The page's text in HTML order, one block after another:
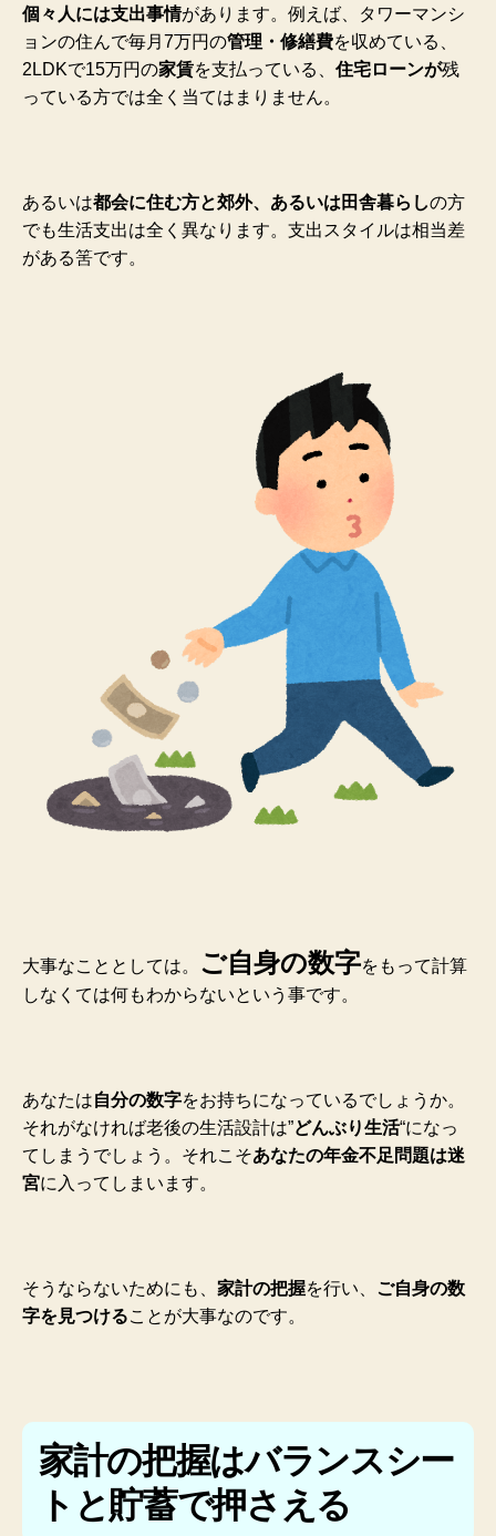
個々人には支出事情があります。例えば、タワーマンシ
ョンの住んで毎月7万円の管理・修繕費を収めている、
2LDKで15万円の家賃を支払っている、 住宅ローンが残
っている方では全く当てはまりません。
あるいは都会に住む方と郊外、あるいは田舎暮らしの方
でも生活支出は全く異なります。支出スタイルは相当差
がある筈です。
大事なこととしては。 ご自身の数字をもって計算
しなくては何もわからないという事です。
あなたは自分の数字をお持ちになっているでしょうか。
それがなければ老後の生活設計は”どんぶり生活“になっ
てしまうでしょう。それこそあなたの年金不足問題は迷
宮に入ってしまいます。
そうならないためにも、 家計の把握を行い、 ご自身の数
字を見つけることが大事なのです。
家計の把握はバランスシー
トと貯蓄で押さえる